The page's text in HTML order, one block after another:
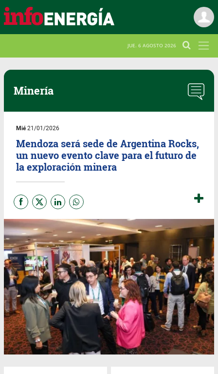
JUE. 6 AGOSTO 2026
Minería
Mié21/01/2026
Mendoza será sede de Argentina Rocks,
un nuevo evento clave para el futuro de
la exploración minera